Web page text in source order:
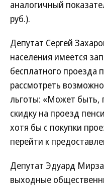
аналогичный
руб.).
Депутат Сергей
населения имеется
бесплатного проезда
рассмотреть
льготы: «Может быть,
скидку на проезд
хотя бы с покупки
перейти к
Депутат Эдуард
выходные